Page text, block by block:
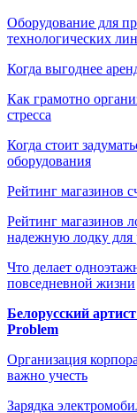
Оборудование для
технологических
Когда выгоднее
Как грамотно
стресса
Когда стоит
оборудования
Рейтинг магазинов
Рейтинг магазинов
надежную лодку для
Что делает
повседневной жизни
Белорусский
Problem
Организация
важно учесть
Зарядка